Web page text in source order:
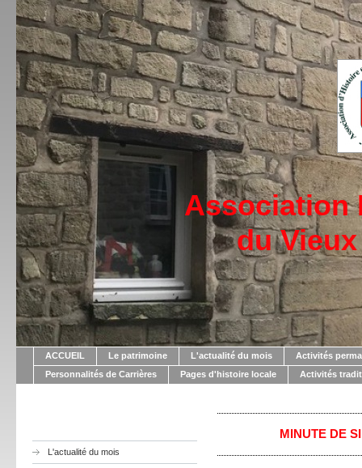
Association
du
ACCUEIL Le patrimoine L'actualité du mois
Activités
Personnalités de Carrières
Pages d'histoire locale Activités
L'actualité du mois
MINUTE DE